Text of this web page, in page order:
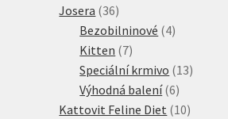
Josera 3636
produktů
Bezobilninové 44
Kitten 77
produktů
Speciální krmivo 1313
Výhodná balení 66
produktů
Kattovit Feline Diet 1010